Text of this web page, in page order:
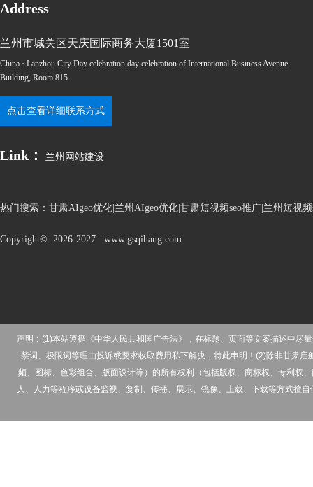
Address
兰州市城关区天庆国际商务大厦1501室
China · Lanzhou City Day celebration day celebration of International Business Avenue
Building, Room 815
点击查看详细联系方式
Link： 兰州网站建设
热门搜索： 甘肃AIgeo优化|兰州AIgeo优化|甘肃短视频seo推广|兰州短视
Copyright© 2026-2027 www.gsqihang.com
声明：(1)本站遵循《中华人民共和国广告法》，在标题、页面等文案描述中尽
禁词、极限词等理由投诉或要求收取费用私下解决，特此申明！(2)除非甘肃
频、图标、色彩组合、版面设计等）的所有权利（包括版权、商标权、专利权
人、人力等程序或设备监视、复制、传播、展示、镜像、上载、下载等方式擅